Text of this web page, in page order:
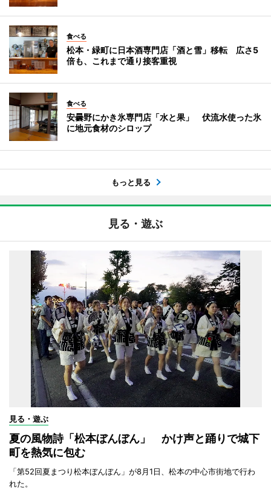
食べる
松本・緑町に日本酒専門店「酒と雪」移転 広さ5
倍も、これまで通り接客重視
食べる
安曇野にかき氷専門店「水と果」 伏流水使った氷
に地元食材のシロップ
もっと見る
見る・遊ぶ
見る・遊ぶ
夏の風物詩「松本ぼんぼん」 かけ声と踊りで城下
町を熱気に包む
「第52回夏まつり松本ぼんぼん」が8月1日、松本の中心市街地で行わ
れた。